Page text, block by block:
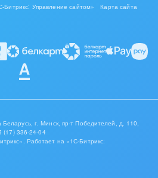
Битрикс: Управление сайтом»
Карта сайта
г. Минск, пр-т Победителей, д. 110,
(17) 336-24-04
Работает на «1С-Битрикс: